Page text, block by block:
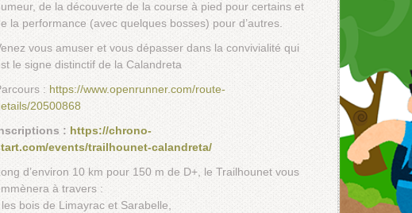
de la découverte de la course à pied pour certains et
la performance (avec quelques bosses) pour d’autres.
vous amuser et vous dépasser dans la convivialité qui
le signe distinctif de la Calandreta
: https://www.openrunner.com/route-
20500868
: https://chrono-
events/trailhounet-calandreta/
d’environ 10 km pour 150 m de D+, le Trailhounet vous
à travers :
les bois de Limayrac et Sarabelle,